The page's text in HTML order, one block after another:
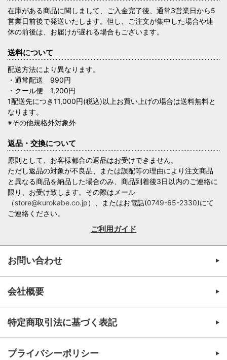
在庫がある商品に関しまして、ご入金完了後、通常3営業日から5
営業日前後で発送いたします。但し、ご注文が集中した場合や連
休の前後は、お届けが遅れる場合もございます。
送料について
配送方法により異なります。
・通常配送 990円
・クール便 1,200円
1配送先につき11,000円(税込)以上お買い上げの場合は送料無料と
なります。
※その他規格外対象外
返品・交換について
原則として、お客様都合の返品はお受けできません。
ただし返品の対象が不良品、または誤配等の理由により注文商品
と異なる商品を納品した場合のみ、商品到着後3日以内のご連絡に
限り、お受け致します。その際はメール
（store@kurokabe.co.jp）、またはお電話(0749-65-2330)にて
ご連絡ください。
ご利用ガイド
お問い合わせ
会社概要
特定商取引法に基づく表記
プライバシーポリシー